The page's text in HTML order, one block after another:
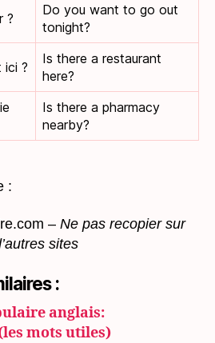
?
Do you want to go out
tonight?
ici ?
Is there a restaurant
here?
Is there a pharmacy
nearby?
:
– Ne pas recopier sur
sites
:
anglais:
mots utiles)